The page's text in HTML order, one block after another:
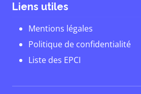
Liens utiles
Mentions légales
Politique de confidentialité
Liste des EPCI